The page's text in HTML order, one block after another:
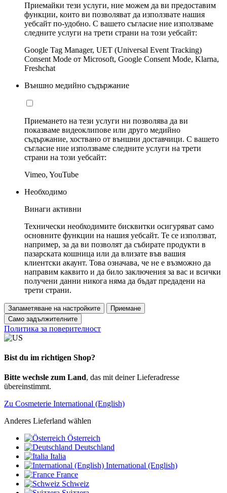
Приемайки тези услуги, ние можем да ви предоставим
функции, които ви позволяват да използвате нашия
уебсайт по-удобно. С вашето съгласие ние използваме
следните услуги на трети страни на този уебсайт:
Google Tag Manager, UET (Universal Event Tracking)
Consent Mode от Microsoft, Google Consent Mode, Klarna,
Freshchat
Външно медийно съдържание
Приемането на тези услуги ни позволява да ви
показваме видеоклипове или друго медийно
съдържание, хоствано от външни доставчици. С вашето
съгласие ние използваме следните услуги на трети
страни на този уебсайт:
Vimeo, YouTube
Необходимо
Винаги активни
Технически необходимите бисквитки осигуряват само
основните функции на нашия уебсайт. Те се използват,
например, за да ви позволят да събирате продукти в
пазарската кошница или да влизате във вашия
клиентски акаунт. Това означава, че не е възможно да
направим каквито и да било заключения за вас и всички
получени данни никога няма да бъдат предадени на
трети страни.
Запаметяване на настройките
Приемане
Само задължителните
Политика за поверителност
Bist du im richtigen Shop?
Bitte wechsle zum Land, das mit deiner Lieferadresse
übereinstimmt.
Zu Cosmeterie International (English)
Anderes Lieferland wählen
Österreich
Deutschland
Italia
International (English)
France
Schweiz